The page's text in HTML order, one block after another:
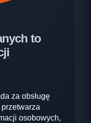
to
za obsługę
osobowych,